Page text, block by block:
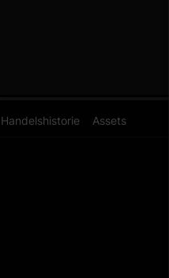
Handelshistorie Assets